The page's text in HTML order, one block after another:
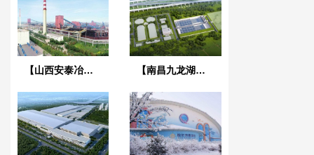
【山西安泰冶炼项目】橡胶接头合同 【南昌九龙湖污水处理厂】DN1200橡胶接头合同